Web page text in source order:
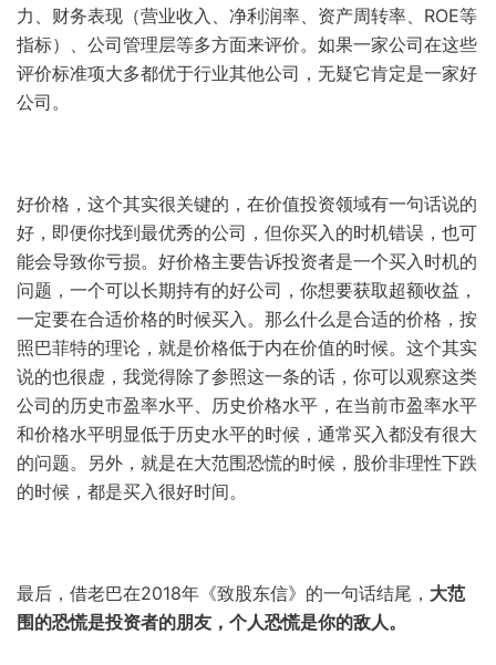
力、财务表现（营业收入、净利润率、资产周转率、ROE等
指标）、公司管理层等多方面来评价。如果一家公司在这些
评价标准项大多都优于行业其他公司，无疑它肯定是一家好
公司。
好价格，这个其实很关键的，在价值投资领域有一句话说的
好，即便你找到最优秀的公司，但你买入的时机错误，也可
能会导致你亏损。好价格主要告诉投资者是一个买入时机的
问题，一个可以长期持有的好公司，你想要获取超额收益，
一定要在合适价格的时候买入。那么什么是合适的价格，按
照巴菲特的理论，就是价格低于内在价值的时候。这个其实
说的也很虚，我觉得除了参照这一条的话，你可以观察这类
公司的历史市盈率水平、历史价格水平，在当前市盈率水平
和价格水平明显低于历史水平的时候，通常买入都没有很大
的问题。另外，就是在大范围恐慌的时候，股价非理性下跌
的时候，都是买入很好时间。
最后，借老巴在2018年《致股东信》的一句话结尾， 大范
围的恐慌是投资者的朋友，个人恐慌是你的敌人。